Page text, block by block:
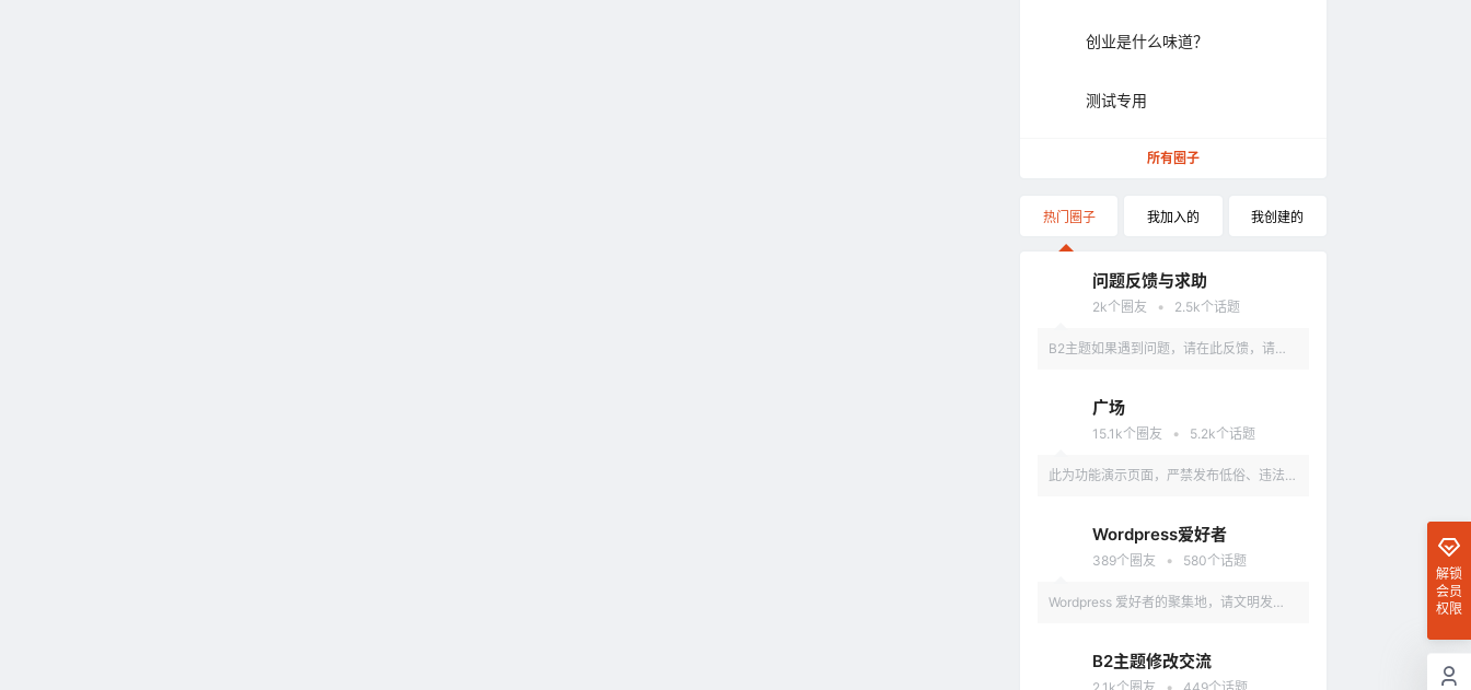
创业是什么味道？
测试专用
所有圈子
热门圈子 我加入的 我创建的
问题反馈与求助
2k个圈友 • 2.5k个话题
B2主题如果遇到问题，请在此反馈，请具
广场
15.1k个圈友 • 5.2k个话题
此为功能演示页面，严禁发布低俗、违法、
Wordpress爱好者
389个圈友 • 580个话题
Wordpress 爱好者的聚集地，请文明发
B2主题修改交流
解锁
会员
权限